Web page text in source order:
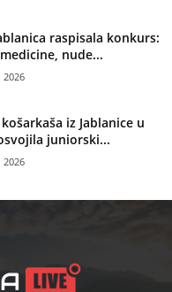
raspisala konkurs:
nude...
2026
iz Jablanice u
juniorski...
2026